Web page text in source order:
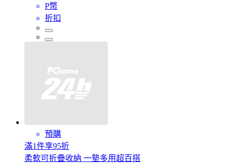
P幣
折扣
預購
滿1件享95折
柔軟可折疊收納 一墊多用超百搭